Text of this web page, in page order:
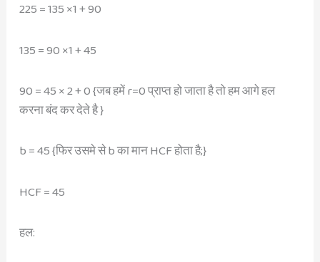
225 = 135 ×1 + 90
135 = 90 ×1 + 45
90 = 45 × 2 + 0 {जब हमें r=0 प्राप्त हो जाता है तो हम आगे हल
करना बंद कर देते है }
b = 45 {फिर उसमे से b का मान HCF होता है;}
HCF = 45
हल: